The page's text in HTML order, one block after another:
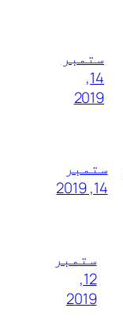
ستمبر
14,
2019
ستمبر
14, 2019
ستمبر
12,
2019